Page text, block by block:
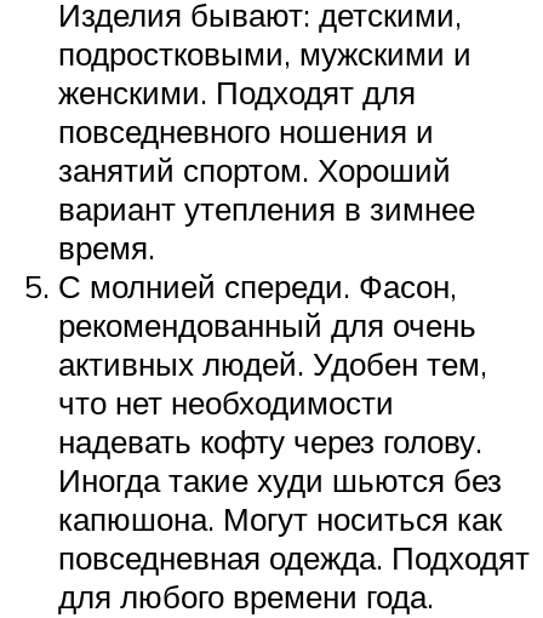
Изделия бывают: детскими,
подростковыми, мужскими и
женскими. Подходят для
повседневного ношения и
занятий спортом. Хороший
вариант утепления в зимнее
время.
С молнией спереди. Фасон,
рекомендованный для очень
активных людей. Удобен тем,
что нет необходимости
надевать кофту через голову.
Иногда такие худи шьются без
капюшона. Могут носиться как
повседневная одежда. Подходят
для любого времени года.